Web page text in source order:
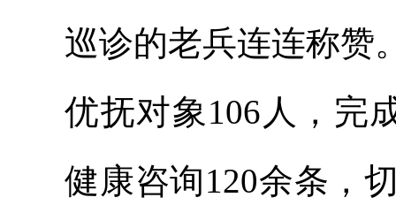
巡诊的老兵连连称赞
优抚对象106人，完
健康咨询120余条，